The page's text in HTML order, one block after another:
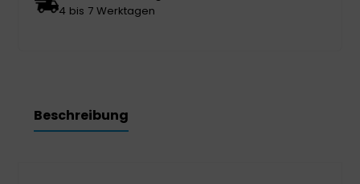
4 bis 7 Werktagen
Beschreibung